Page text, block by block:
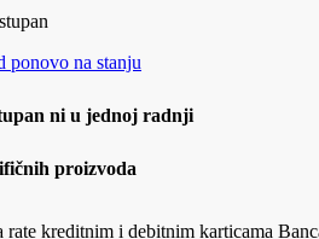
ponovo na stanju
ni u jednoj radnji
proizvoda
rate kreditnim i debitnim karticama